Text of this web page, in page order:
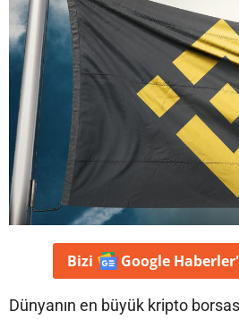
Bizi Google
Dünyanın en büyük kripto